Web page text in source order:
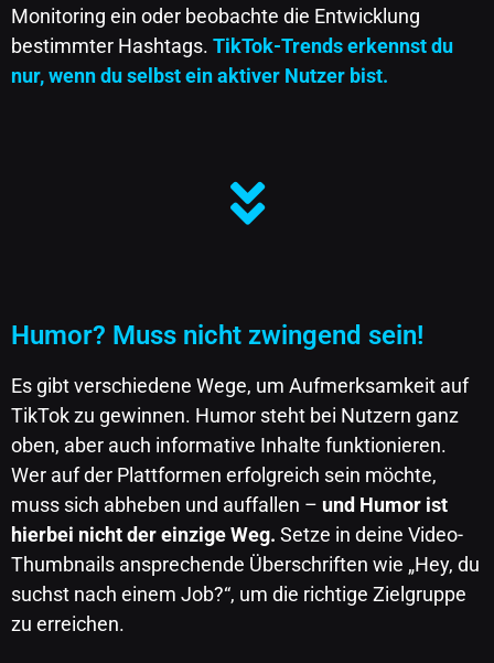
Monitoring ein oder beobachte die Entwicklung
bestimmter Hashtags. TikTok-Trends erkennst du
nur, wenn du selbst ein aktiver Nutzer bist.
Humor? Muss nicht zwingend sein!
Es gibt verschiedene Wege, um Aufmerksamkeit auf
TikTok zu gewinnen. Humor steht bei Nutzern ganz
oben, aber auch informative Inhalte funktionieren.
Wer auf der Plattformen erfolgreich sein möchte,
muss sich abheben und auffallen – und Humor ist
hierbei nicht der einzige Weg. Setze in deine Video-
Thumbnails ansprechende Überschriften wie „Hey, du
suchst nach einem Job?“, um die richtige Zielgruppe
zu erreichen.